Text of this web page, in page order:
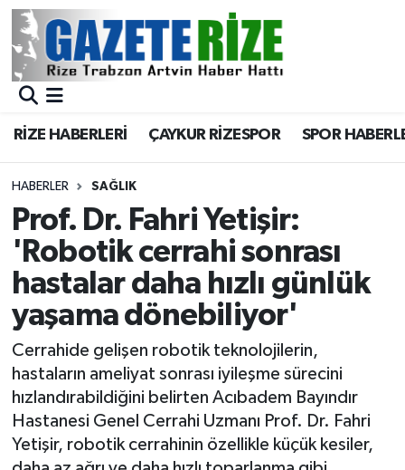
RİZE HABERLERİ ÇAYKUR RİZESPOR SPOR
HABERLER SAĞLIK
Prof. Dr. Fahri Yetişir:
'Robotik cerrahi sonrası
hastalar daha hızlı günlük
yaşama dönebiliyor'
Cerrahide gelişen robotik teknolojilerin,
hastaların ameliyat sonrası iyileşme sürecini
hızlandırabildiğini belirten Acıbadem Bayındır
Hastanesi Genel Cerrahi Uzmanı Prof. Dr. Fahri
Yetişir, robotik cerrahinin özellikle küçük kesiler,
BÖLGEMİZ
Asayiş
Rize Jandarma Komutanlığı
Bilim Teknoloji
Advertising news
Canlı Maç
ÇEVRE
Merkez Nöbetçi Eczaneler
Merkez Trafik Yoğunluk Haritası
Süper Lig Puan Durumu ve Fikstür
Tüm Manşetler
Son Dakika Haberleri
Haber Arşivi